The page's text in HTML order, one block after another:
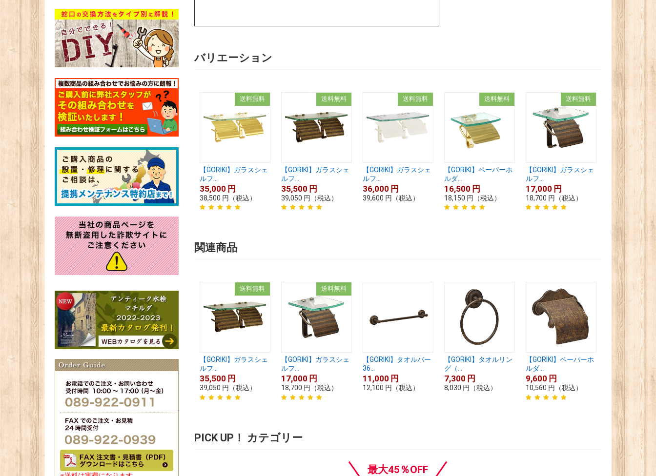
バリエーション
送料無料
【GORIKI】ガラスシェ
ルフ...
35,000 円
38,500 円 （税込）
送料無料
【GORIKI】ガラスシェ
ルフ...
35,500 円
39,050 円 （税込）
送料無料
【GORIKI】ガラスシェ
ルフ...
36,000 円
39,600 円 （税込）
送料無料
【GORIKI】ペーパーホ
ルダ...
16,500 円
18,150 円 （税込）
送料無料
【GORIKI】ガラスシェ
ルフ...
17,000 円
18,700 円 （税込）
関連商品
送料無料
【GORIKI】ガラスシェ
ルフ...
35,500 円
39,050 円 （税込）
送料無料
【GORIKI】ガラスシェ
ルフ...
17,000 円
18,700 円 （税込）
【GORIKI】タオルバー
36...
11,000 円
12,100 円 （税込）
【GORIKI】タオルリン
グ（...
7,300 円
8,030 円 （税込）
【GORIKI】ペーパーホ
ルダ...
9,600 円
10,560 円 （税込）
PICK UP！ カテゴリー
最大45％OFF